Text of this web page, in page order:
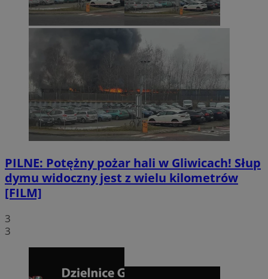
PILNE: Potężny pożar hali w Gliwicach! Słup
dymu widoczny jest z wielu kilometrów
[FILM]
3
3